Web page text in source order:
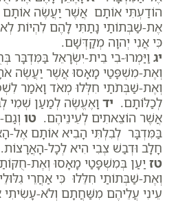
הוֹדַעְתִּי אוֹתָם אֲשֶׁר יַעֲשֶׂה
אֶת-שַׁבְּתוֹתַי נָתַתִּי לָהֶם לִהְיוֹת
כִּי אֲנִי יְהוָה מְקַדְּשָׁם.
יג וַיַּמְרוּ-בִי בֵית-יִשְׂרָאֵל בַּמִּדְבָּר
וְאֶת-מִשְׁפָּטַי מָאָסוּ אֲשֶׁר יַעֲשֶׂה
וְאֶת-שַׁבְּתֹתַי חִלְּלוּ מְאֹד וָאֹמַר
לְכַלּוֹתָם. יד וָאֶעֱשֶׂה לְמַעַן שְׁמִי
אֲשֶׁר הוֹצֵאתִים לְעֵינֵיהֶם. טו
בַּמִּדְבָּר לְבִלְתִּי הָבִיא אוֹתָם אֶל-
חָלָב וּדְבַשׁ צְבִי הִיא לְכָל-הָאֲרָצוֹת.
טז יַעַן בְּמִשְׁפָּטַי מָאָסוּ וְאֶת-
וְאֶת-שַׁבְּתוֹתַי חִלֵּלוּ כִּי אַחֲרֵי
עֵינִי עֲלֵיהֶם מִשַּׁחֲתָם וְלֹא-